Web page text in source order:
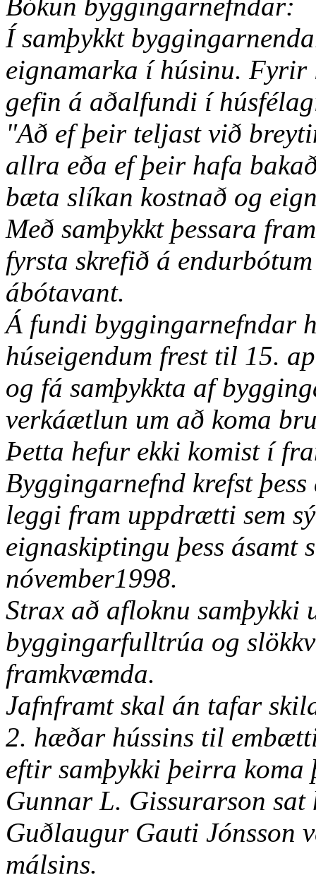
Í samþykkt
eignamarka í húsinu.
gefin á aðalfundi í
"Að ef þeir teljast við
allra eða ef þeir hafa
bæta slíkan kostnað og
Með samþykkt þessara
fyrsta skrefið á
ábótavant.
Á fundi byggingarnefndar
húseigendum frest til 15.
og fá samþykkta af
verkáætlun um að koma
Þetta hefur ekki komist í
Byggingarnefnd krefst
leggi fram uppdrætti sem
eignaskiptingu þess
nóvember1998.
Strax að afloknu samþykki
byggingarfulltrúa og
framkvæmda.
Jafnframt skal án tafar
2. hæðar hússins til
eftir samþykki þeirra
Gunnar L. Gissurarson sat
Guðlaugur Gauti Jónsson
málsins.